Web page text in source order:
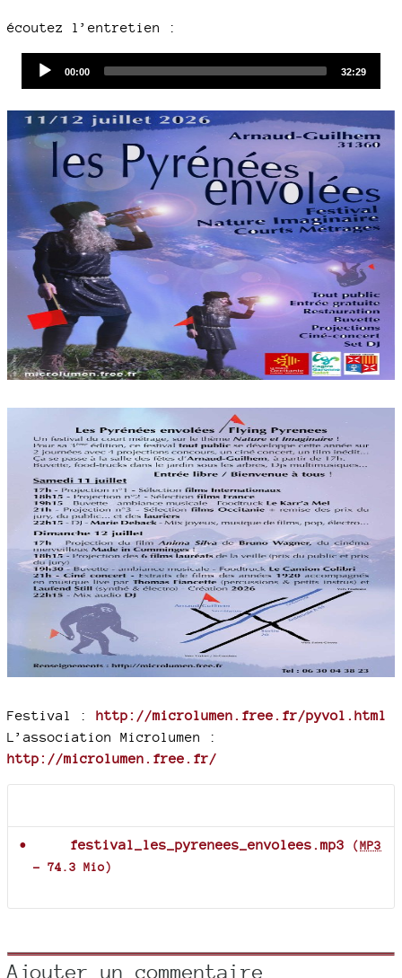
écoutez l’entretien :
Current
00:00
Total
32:29
Festival : http://microlumen.free.fr/pyvol.html
L’association Microlumen :
http://microlumen.free.fr/
festival_les_pyrenees_envolees.mp3 (MP3
- 74.3 Mio)
Ajouter un commentaire